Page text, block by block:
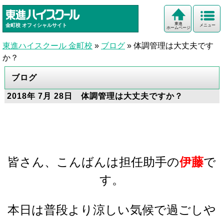
金町校 オフィシャルサイト メニュー
東進
ホームページ
東進ハイスクール 金町校 » ブログ » 体調管理は大丈夫です
か？
ブログ
2018年 7月 28日 体調管理は大丈夫ですか？
皆さん、こんばんは担任助手の伊藤で
す。
本日は普段より涼しい気候で過ごしや